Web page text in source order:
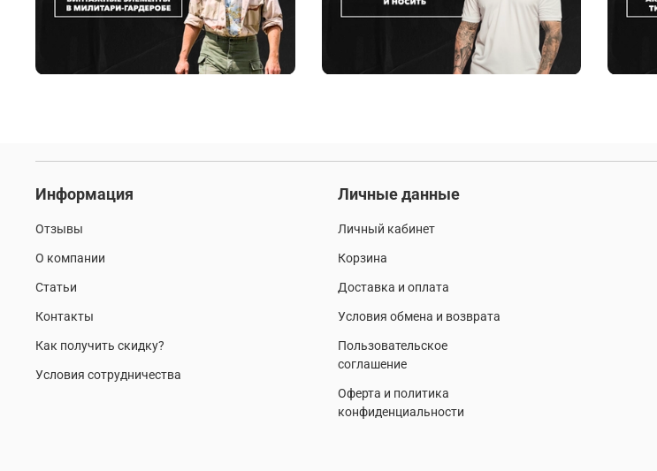
Информация
Отзывы
О компании
Статьи
Контакты
Как получить скидку?
Условия сотрудничества
Личные данные
Личный кабинет
Корзина
Доставка и оплата
Условия обмена и возврата
Пользовательское
соглашение
Оферта и политика
конфиденциальности